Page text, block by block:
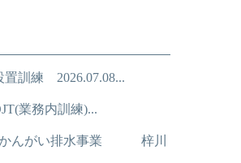
置訓練 2026.07.08...
業務内訓練)...
んがい排水事業 梓川